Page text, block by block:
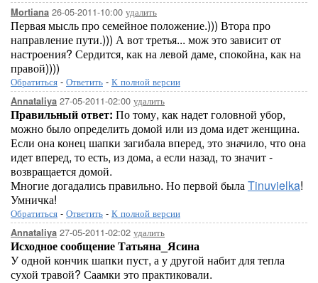
Mortiana 26-05-2011-10:00 удалить
Первая мысль про семейное положение.))) Втора про
направление пути.))) А вот третья... мож это зависит от
настроения? Сердится, как на левой даме, спокойна, как на
правой))))
Обратиться - Ответить - К полной версии
Annataliya 27-05-2011-02:00 удалить
Правильный ответ: По тому, как надет головной убор,
можно было определить домой или из дома идет женщина.
Если она конец шапки загибала вперед, это значило, что она
идет вперед, то есть, из дома, а если назад, то значит -
возвращается домой.
Многие догадались правильно. Но первой былаTinuvielka!
Умничка!
Обратиться - Ответить - К полной версии
Annataliya 27-05-2011-02:02 удалить
Исходное сообщение Татьяна_Ясина
У одной кончик шапки пуст, а у другой набит для тепла
сухой травой? Саамки это практиковали.